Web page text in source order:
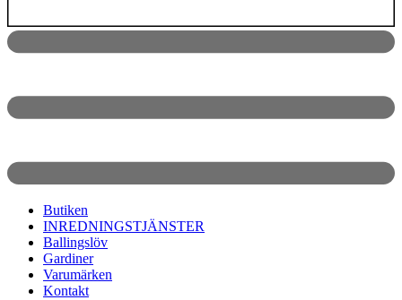
Butiken
INREDNINGSTJÄNSTER
Ballingslöv
Gardiner
Varumärken
Kontakt